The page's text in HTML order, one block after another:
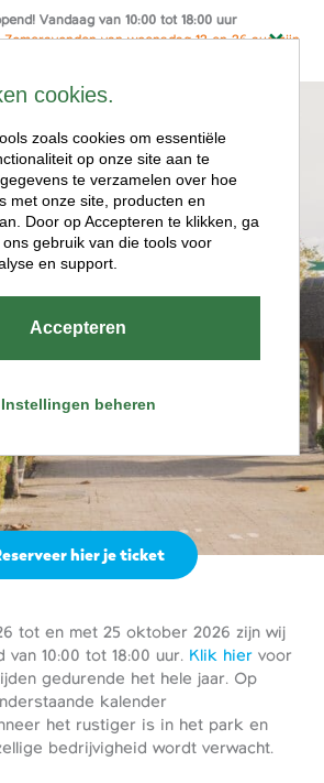
Vandaag van 10:00 tot 18:00 uur
van woensdag 12 en 26 aug zijn
n
tot en met 25 oktober 2026 zijn wij
10:00 tot 18:00 uur. Klik hiervoor
gedurende het hele jaar. Op
kalender
het rustiger is in het park en
bedrijvigheid wordt verwacht.
hier je ticket
cookies.
zoals cookies om essentiële
op onze site aan te
te verzamelen over hoe
met onze site, producten en
Door op Accepteren te klikken, ga
gebruik van die tools voor
en support.
Accepteren
Instellingen beheren